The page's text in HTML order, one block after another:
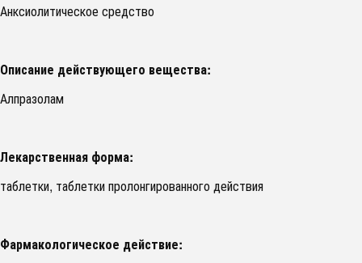
Анксиолитическое средство
Описание действующего вещества:
Алпразолам
Лекарственная форма:
таблетки, таблетки пролонгированного действия
Фармакологическое действие: